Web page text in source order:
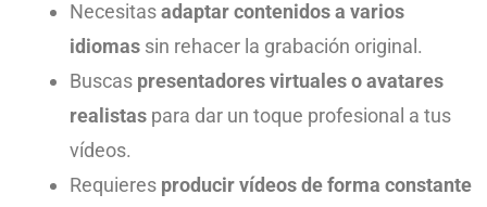
Necesitasadaptar contenidos a varios
idiomas sin rehacer la grabación original.
Buscas presentadores virtuales o avatares
realistas para dar un toque profesional a tus
vídeos.
Requieres producir vídeos de forma constante